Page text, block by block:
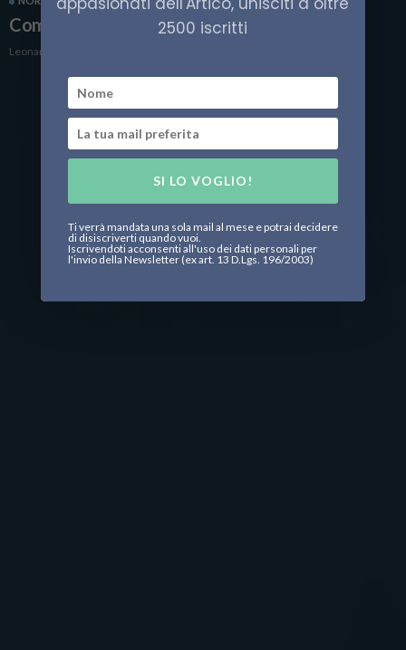
Come vestirsi a Tromsø (in estate e inverno)
Leonardo Parigi
2500 iscritti
SI LO VOGLIO!
Ti verrà mandata una sola mail al mese e potrai decidere
di disiscriverti quando vuoi.
Iscrivendoti acconsenti all'uso dei dati personali per
l'invio della Newsletter (ex art. 13 D.Lgs. 196/2003)